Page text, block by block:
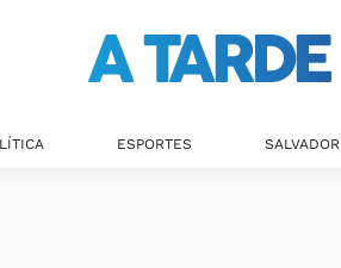
ESPORTES SALVADOR